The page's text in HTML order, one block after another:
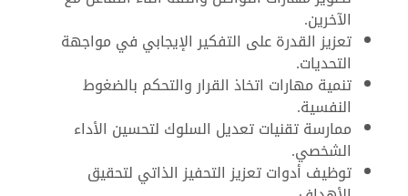
الآخرين.
تعزيز القدرة على التفكير الإيجابي في مواجهة
التحديات.
تنمية مهارات اتخاذ القرار والتحكم بالضغوط
النفسية.
ممارسة تقنيات تعديل السلوك لتحسين الأداء
الشخصي.
توظيف أدوات تعزيز التحفيز الذاتي لتحقيق